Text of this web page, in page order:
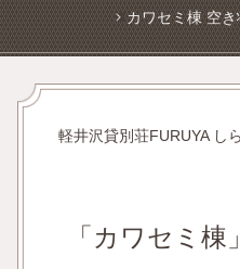
カワセミ棟 空
軽井沢貸別荘FURUYA し
「カワセミ